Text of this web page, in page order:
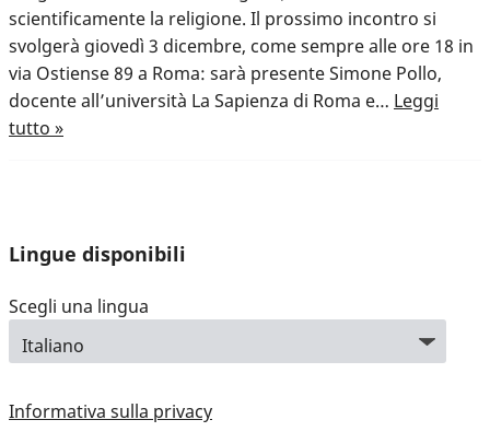
scientificamente la religione. Il prossimo incontro si
svolgerà giovedì 3 dicembre, come sempre alle ore 18 in
via Ostiense 89 a Roma: sarà presente Simone Pollo,
docente all’università La Sapienza di Roma e… Leggi
tutto »
Lingue disponibili
Scegli una lingua
Informativa sulla privacy